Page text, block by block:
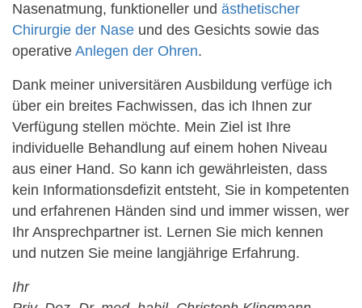
Nasenatmung, funktioneller und ästhetischer
Chirurgie der Nase und des Gesichts sowie das
operative Anlegen der Ohren.
Dank meiner universitären Ausbildung verfüge ich
über ein breites Fachwissen, das ich Ihnen zur
Verfügung stellen möchte. Mein Ziel ist Ihre
individuelle Behandlung auf einem hohen Niveau
aus einer Hand. So kann ich gewährleisten, dass
kein Informationsdefizit entsteht, Sie in kompetenten
und erfahrenen Händen sind und immer wissen, wer
Ihr Ansprechpartner ist. Lernen Sie mich kennen
und nutzen Sie meine langjährige Erfahrung.
Ihr